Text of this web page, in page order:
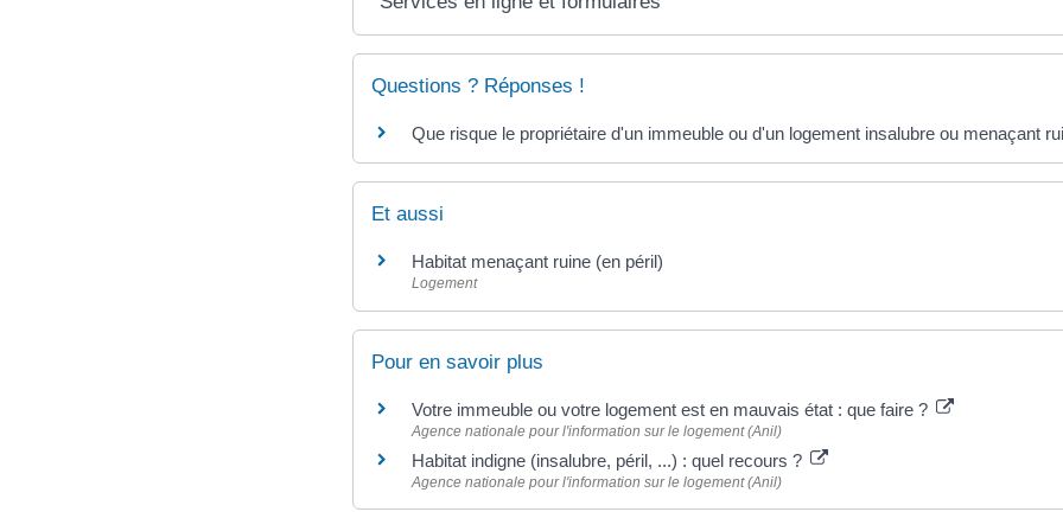
Questions ? Réponses !
Que risque le propriétaire d'un immeuble ou d'un logement insalubre ou menaçant
Et aussi
Habitat menaçant ruine (en péril)
Logement
Pour en savoir plus
Votre immeuble ou votre logement est en mauvais état : que faire ?
Agence nationale pour l'information sur le logement (Anil)
Habitat indigne (insalubre, péril, ...) : quel recours ?
Agence nationale pour l'information sur le logement (Anil)